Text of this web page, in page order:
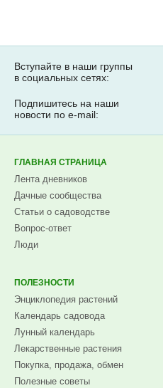
Вступайте в наши группы
в социальных сетях:
Подпишитесь на наши
новости по e-mail:
ГЛАВНАЯ СТРАНИЦА
Лента дневников
Дачные сообщества
Статьи о садоводстве
Вопрос-ответ
Люди
ПОЛЕЗНОСТИ
Энциклопедия растений
Календарь садовода
Лунный календарь
Лекарственные растения
Покупка, продажа, обмен
Полезные советы